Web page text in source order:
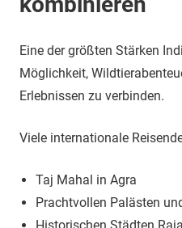
Eine der größten Stärken
Möglichkeit,
Erlebnissen zu verbinden.
Viele internationale
Taj Mahal in Agra
Prachtvollen Palästen